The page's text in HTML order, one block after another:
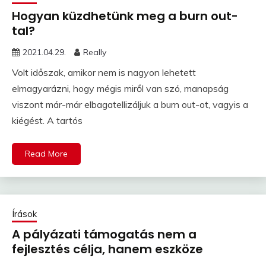
Hogyan küzdhetünk meg a burn out-
tal?
2021.04.29. Really
Volt időszak, amikor nem is nagyon lehetett
elmagyarázni, hogy mégis miről van szó, manapság
viszont már-már elbagatellizáljuk a burn out-ot, vagyis a
kiégést. A tartós
Read More
Írások
A pályázati támogatás nem a
fejlesztés célja, hanem eszköze